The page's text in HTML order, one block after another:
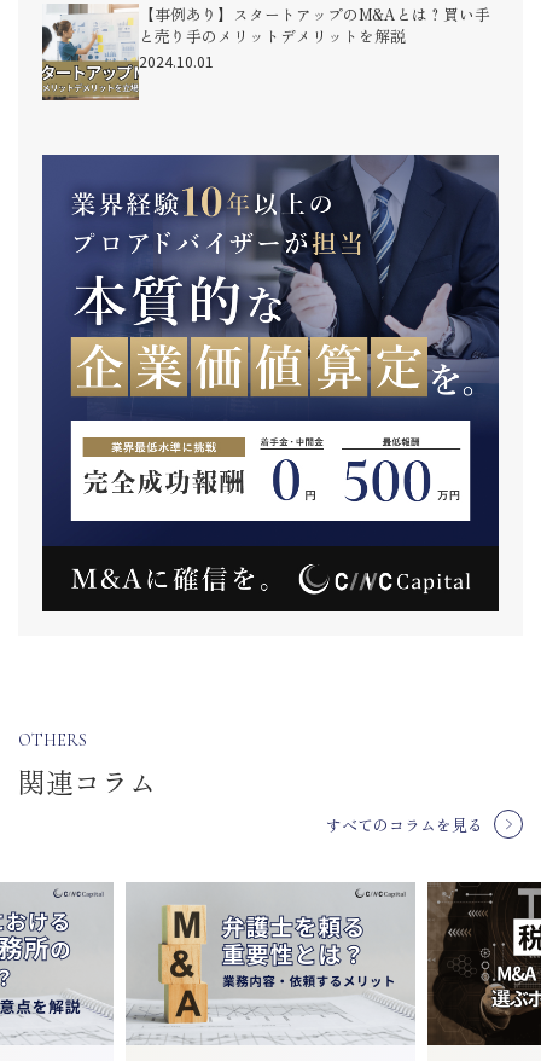
【事例あり】スタートアップのM&Aとは？買い手
と売り手のメリットデメリットを解説
2024.10.01
OTHERS
関連コラム
すべてのコラムを見る